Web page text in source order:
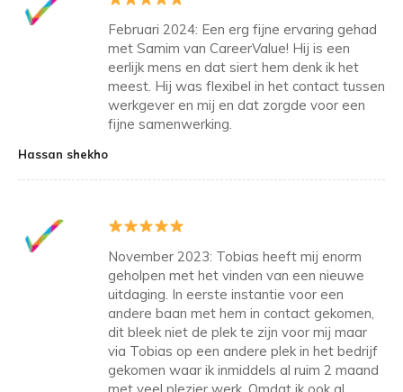
Februari 2024: Een erg fijne ervaring gehad
met Samim van CareerValue! Hij is een
eerlijk mens en dat siert hem denk ik het
meest. Hij was flexibel in het contact tussen
werkgever en mij en dat zorgde voor een
fijne samenwerking.
Hassan shekho
November 2023: Tobias heeft mij enorm
geholpen met het vinden van een nieuwe
uitdaging. In eerste instantie voor een
andere baan met hem in contact gekomen,
dit bleek niet de plek te zijn voor mij maar
via Tobias op een andere plek in het bedrijf
gekomen waar ik inmiddels al ruim 2 maand